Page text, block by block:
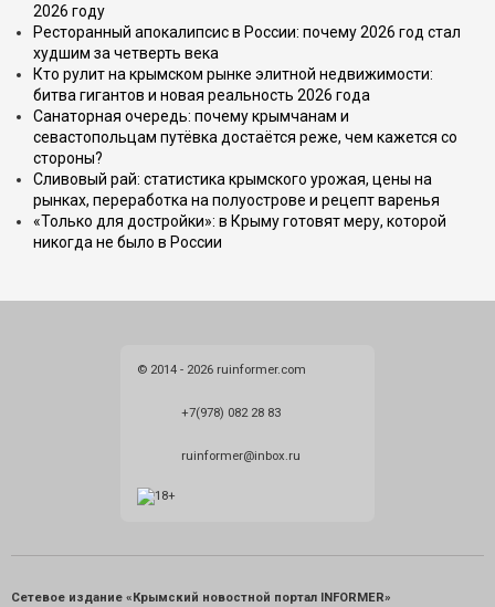
2026 году
Ресторанный апокалипсис в России: почему 2026 год стал
худшим за четверть века
Кто рулит на крымском рынке элитной недвижимости:
битва гигантов и новая реальность 2026 года
Санаторная очередь: почему крымчанам и
севастопольцам путёвка достаётся реже, чем кажется со
стороны?
Сливовый рай: статистика крымского урожая, цены на
рынках, переработка на полуострове и рецепт варенья
«Только для достройки»: в Крыму готовят меру, которой
никогда не было в России
© 2014 - 2026 ruinformer.com
+7(978) 082 28 83
ruinformer@inbox.ru
Сетевое издание «Крымский новостной портал INFORMER»